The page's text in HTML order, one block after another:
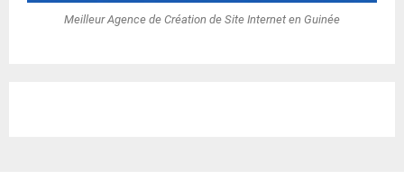
Meilleur Agence de Création de Site Internet en Guinée